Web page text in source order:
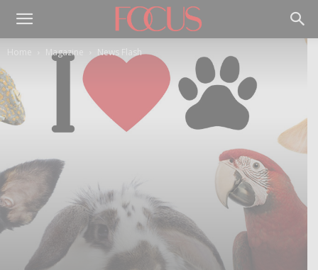
Home Magazine News Flash